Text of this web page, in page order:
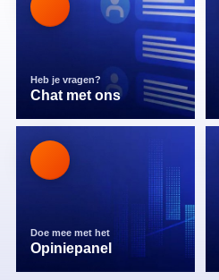
Heb je vragen?
Chat met ons
Doe mee met het
Opiniepanel